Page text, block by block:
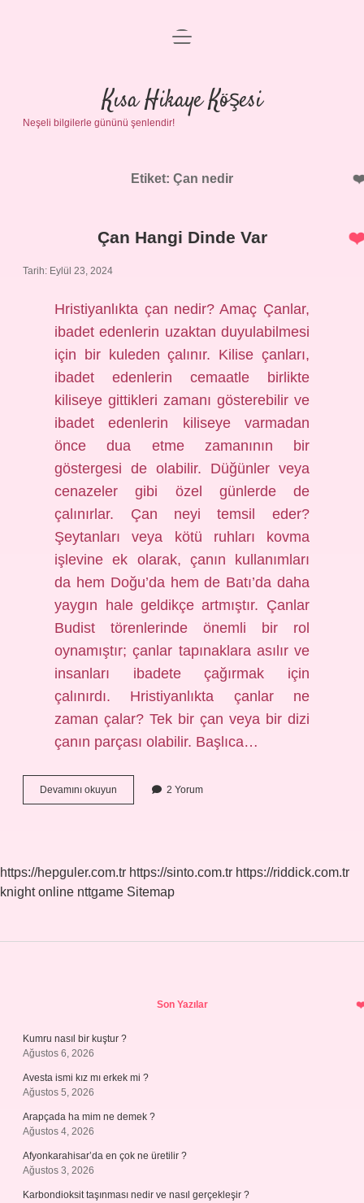
Anasayfa
Gizlilik Politikası
Yasal Uyarı
menüyü
Kısa Hikaye Köşesi
Neşeli bilgilerle gününü şenlendir!
Etiket: Çan nedir
Çan Hangi Dinde Var
Tarih: Eylül 23, 2024
Hristiyanlıkta çan nedir? Amaç Çanlar,
ibadet edenlerin uzaktan duyulabilmesi
için bir kuleden çalınır. Kilise çanları,
ibadet edenlerin cemaatle birlikte
kiliseye gittikleri zamanı gösterebilir ve
ibadet edenlerin kiliseye varmadan
önce dua etme zamanının bir
göstergesi de olabilir. Düğünler veya
cenazeler gibi özel günlerde de
çalınırlar. Çan neyi temsil eder?
Şeytanları veya kötü ruhları kovma
işlevine ek olarak, çanın kullanımları
da hem Doğu’da hem de Batı’da daha
yaygın hale geldikçe artmıştır. Çanlar
Budist törenlerinde önemli bir rol
oynamıştır; çanlar tapınaklara asılır ve
insanları ibadete çağırmak için
çalınırdı. Hristiyanlıkta çanlar ne
zaman çalar? Tek bir çan veya bir dizi
çanın parçası olabilir. Başlıca…
Devamını okuyun
Hangi
2 Yorum
https://hepguler.com.tr https://sinto.com.tr https://riddick.com.tr
knight online nttgame Sitemap
Son Yazılar
Kumru nasıl bir kuştur ?
Ağustos 6, 2026
Avesta ismi kız mı erkek mi ?
Ağustos 5, 2026
Arapçada ha mim ne demek ?
Ağustos 4, 2026
Afyonkarahisar’da en çok ne üretilir ?
Ağustos 3, 2026
Karbondioksit taşınması nedir ve nasıl gerçekleşir ?